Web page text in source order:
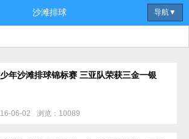
导航▼
沙滩排球
年沙滩排球锦标赛 三亚队荣获三金一银
06-02 浏览：10089